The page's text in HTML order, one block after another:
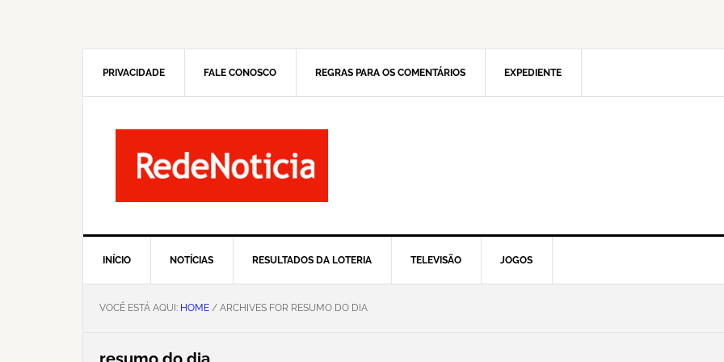
PRIVACIDADE FALE CONOSCO REGRAS PARA OS COMENTÁRIOS EXPEDIENTE
INÍCIO NOTÍCIAS RESULTADOS DA LOTERIA TELEVISÃO JOGOS
VOCÊ ESTÁ AQUI: HOME / ARCHIVES FOR RESUMO DO DIA